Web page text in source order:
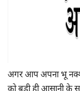
अगर आप अपना भू